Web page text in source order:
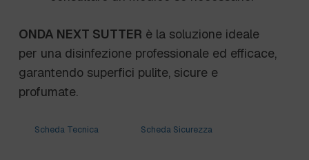
ONDA NEXT SUTTER è la soluzione ideale
per una disinfezione professionale ed efficace,
garantendo superfici pulite, sicure e
profumate.
Scheda Tecnica Scheda Sicurezza